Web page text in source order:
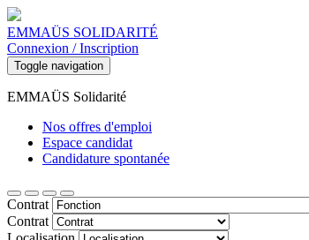
EMMAÜS SOLIDARITÉ
Connexion / Inscription
Toggle navigation
EMMAÜS Solidarité
Nos offres d'emploi
Espace candidat
Candidature spontanée
Contrat
Contrat